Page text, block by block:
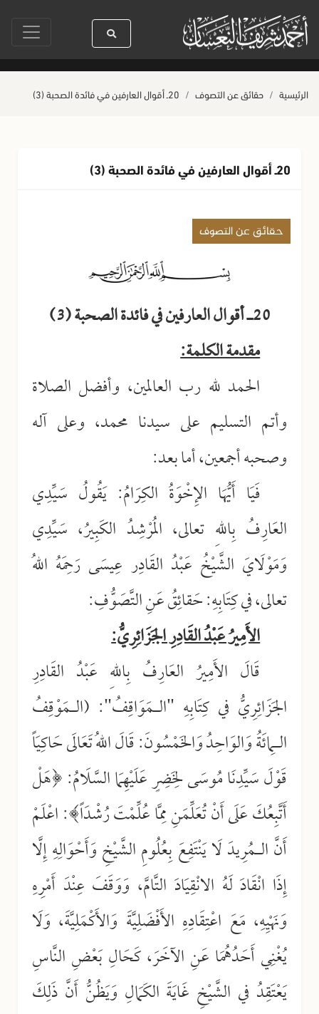
ﷺ كله رحمة صلاة آخر أربعاء من صفر حياة القلوب وصحتها بالعمل
الرئيسية حقائق عن التصوف 20ـ أقوال العارفين في فائدة الصحبة (3)
20ـ أقوال العارفين في فائدة الصحبة (3)
حقائق عن التصوف
20ـ أقوال العارفين في فائدة الصحبة (3)
مقدمة الكلمة:
الحمد لله رب العالمين، وأفضل الصلاة
وأتم التسليم على سيدنا محمد، وعلى آله
وصحبه أجمعين، أما بعد:
فَيَا أَيُّهَا الإِخْوَةُ الكِرَامُ: يَقُولُ سَيِّدِي
العَارِفُ بِاللهِ تعالى، المُرْشِدُ الكَبِيرُ، سَيِّدِي
وَمَوْلَايَ الشَّيْخُ عَبْدُ القَادِر عِيسَى رَحِمَهُ اللهُ
تعالى، في كِتَابِهِ: حَقائِقُ عَنِ التَّصَوُّفِ:
الأَمِيرُ عَبْدُ القَادِرِ الجَزَائِرِيُّ:
قَالَ الأَمِيرُ العَارِفُ بِاللهِ عَبْدُ القَادِرِ
الجَزَائِرِيُّ في كِتَابِهِ "الـمَوَاقِفُ": (الـمَوْقِفُ
الـمِائَةُ وَالوَاحِدُ وَالخَمْسُونَ: قَالَ اللهُ تَعَالَى حَاكِيَاً
قَوْلَ سَيِّدِنَا مُوسَى لِخَضِرٍ عَلَيْهِمَا السَّلَامُ: ﴿هَلْ
أَتَّبِعُكَ عَلَى أَنْ تُعَلِّمَنِ مِمَّا عُلِّمْتَ رُشْدَاً﴾: اعْلَمْ
أَنَّ الـمُرِيدَ لَا يَنْتَفِعَ بِعُلُومِ الشَّيْخِ وَأَحْوَالِهِ إِلَّا
إِذَا انْقَادَ لَهُ الانْقِيَادَ التَّامَّ، وَوَقَفَ عِنْدَ أَمْرِهِ
وَنَهْيِهِ، مَعَ اعْتِقَادِهِ الأَفْضَلِيَّةَ وَالأَكْمَلِيَّةَ، وَلَا
يُغْنِي أَحَدُهُمَا عَنِ الآخَرَ، كَحَالِ بَعْضِ النَّاسِ
يَعْتَقِدُ في الشَّيْخِ غَايَةَ الكَمَالِ وَيَظُنُّ أَنَّ ذَلِكَ